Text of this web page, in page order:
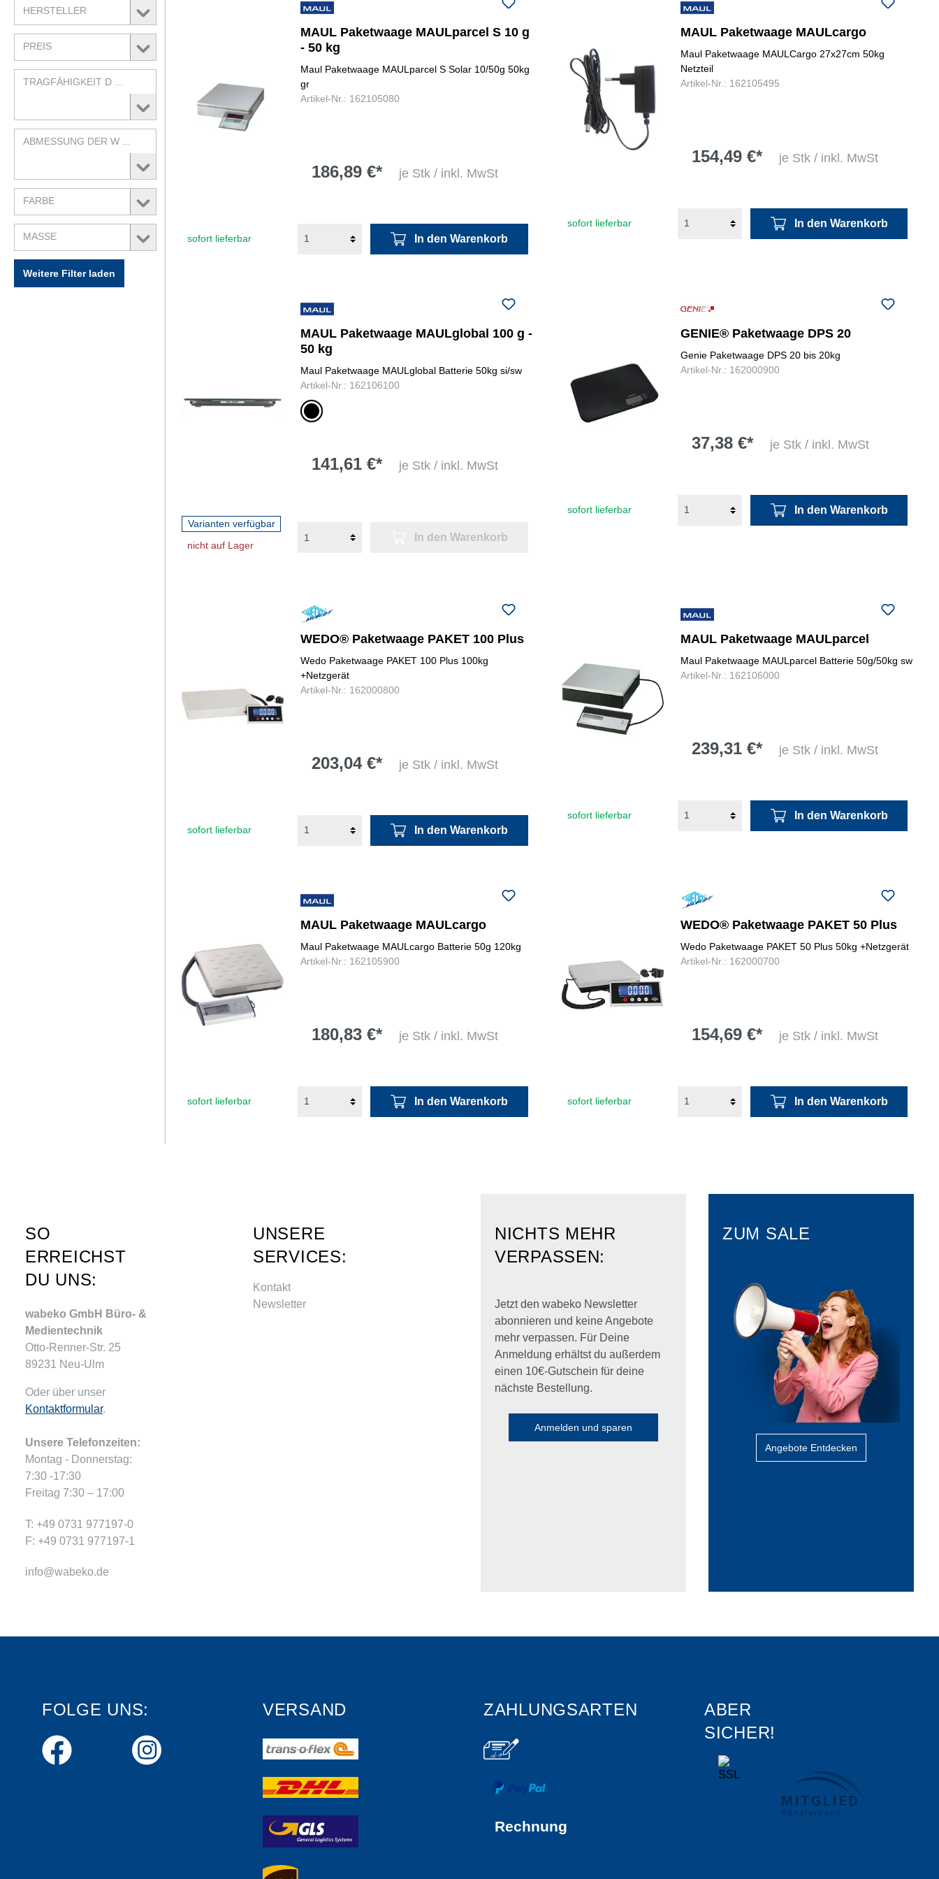
folgenden Nummer bei uns:
0731 977197-0
HERSTELLER
PREIS
FARBE
MASSE
Weitere Filter laden
MAUL Paketwaage MAULparcel S 10 g
- 50 kg
Maul Paketwaage MAULparcel S Solar 10/50g 50kg
gr
Artikel-Nr.: 162105080
186,89 €* je Stk / inkl. MwSt
sofort lieferbar In den Warenkorb
MAUL Paketwaage MAULcargo
Maul Paketwaage MAULCargo 27x27cm 50kg
Netzteil
Artikel-Nr.: 162105495
154,49 €* je Stk / inkl. MwSt
sofort lieferbar In den Warenkorb
MAUL Paketwaage MAULglobal 100 g -
50 kg
Maul Paketwaage MAULglobal Batterie 50kg si/sw
Artikel-Nr.: 162106100
schwarz/silber
141,61 €* je Stk / inkl. MwSt
Varianten verfügbar
nicht auf Lager
In den Warenkorb
GENIE® Paketwaage DPS 20
Genie Paketwaage DPS 20 bis 20kg
Artikel-Nr.: 162000900
37,38 €* je Stk / inkl. MwSt
sofort lieferbar In den Warenkorb
WEDO® Paketwaage PAKET 100 Plus
Wedo Paketwaage PAKET 100 Plus 100kg
+Netzgerät
Artikel-Nr.: 162000800
203,04 €* je Stk / inkl. MwSt
sofort lieferbar In den Warenkorb
MAUL Paketwaage MAULparcel
Maul Paketwaage MAULparcel Batterie 50g/50kg sw
Artikel-Nr.: 162106000
239,31 €* je Stk / inkl. MwSt
sofort lieferbar In den Warenkorb
MAUL Paketwaage MAULcargo
Maul Paketwaage MAULcargo Batterie 50g 120kg
Artikel-Nr.: 162105900
180,83 €* je Stk / inkl. MwSt
sofort lieferbar In den Warenkorb
WEDO® Paketwaage PAKET 50 Plus
Wedo Paketwaage PAKET 50 Plus 50kg +Netzgerät
Artikel-Nr.: 162000700
154,69 €* je Stk / inkl. MwSt
sofort lieferbar In den Warenkorb
SO
ERREICHST
DU UNS:
wabeko GmbH Büro- &
Medientechnik
Otto-Renner-Str. 25
89231 Neu-Ulm
Oder über unser
Kontaktformular.
Unsere Telefonzeiten:
Montag - Donnerstag:
7:30 -17:30
Freitag 7:30 – 17:00
T: +49 0731 977197-0
F: +49 0731 977197-1
info@wabeko.de
UNSERE
SERVICES:
Kontakt
Newsletter
NICHTS MEHR
VERPASSEN:
Jetzt den wabeko Newsletter
abonnieren und keine Angebote
mehr verpassen. Für Deine
Anmeldung erhältst du außerdem
einen 10€-Gutschein für deine
nächste Bestellung.
Anmelden und sparen
ZUM SALE
Angebote Entdecken
FOLGE UNS: VERSAND ZAHLUNGSARTEN
Rechnung
ABER
SICHER!